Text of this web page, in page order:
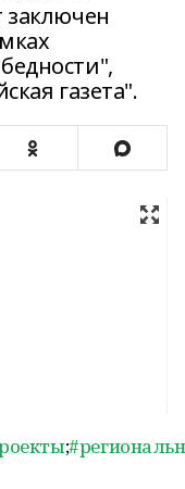
заключен
газета".
;